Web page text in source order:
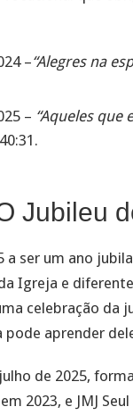
–“Alegres na
– “Aqueles que
Jubileu
a ser um ano
Igreja e
celebração da
aprender
de 2025,
2023, e JMJ